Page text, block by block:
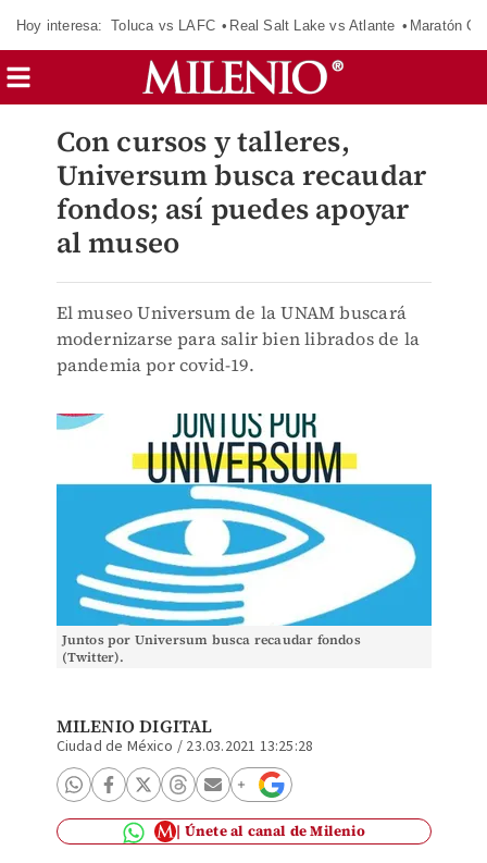
Hoy interesa: Toluca vs LAFC Real Salt Lake vs Atlante Maratón
Con cursos y talleres,
Universum busca recaudar
fondos; así puedes apoyar
al museo
El museo Universum de la UNAM buscará
modernizarse para salir bien librados de la
pandemia por covid-19.
Juntos por Universum busca recaudar fondos
(Twitter).
MILENIO DIGITAL
Ciudad de México / 23.03.2021 13:25:28
Únete al canal de Milenio